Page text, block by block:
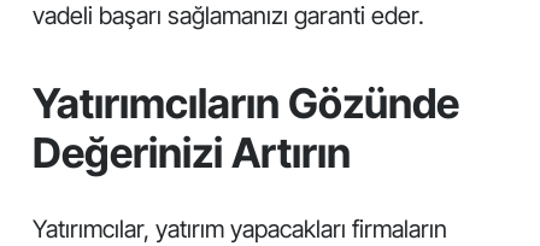
vadeli başarı sağlamanızı garanti eder.
Yatırımcıların Gözünde
Değerinizi Artırın
Yatırımcılar, yatırım yapacakları firmaların